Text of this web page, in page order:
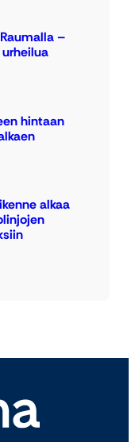
–
hintaan
alkaa